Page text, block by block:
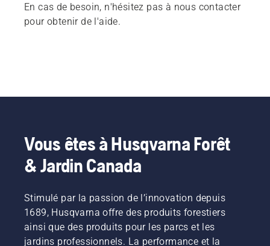
En cas de besoin, n'hésitez pas à nous contacter
pour obtenir de l'aide.
Vous êtes à Husqvarna Forêt
& Jardin Canada
Stimulé par la passion de l’innovation depuis
1689, Husqvarna offre des produits forestiers
ainsi que des produits pour les parcs et les
jardins professionnels. La performance et la